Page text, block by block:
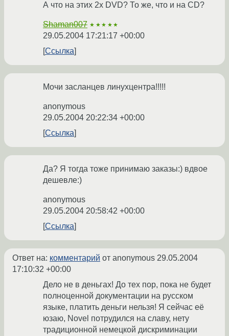
А что на этих 2х DVD? То же, что и на CD?
Shaman007 ★★★★★
29.05.2004 17:21:17 +00:00
Ссылка
Мочи засланцев линухцентра!!!!!
anonymous
29.05.2004 20:22:34 +00:00
Ссылка
Да? Я тогда тоже принимаю заказы:) вдвое
дешевле:)
anonymous
29.05.2004 20:58:42 +00:00
Ссылка
Ответ на: комментарий от anonymous 29.05.2004
17:10:32 +00:00
Дело не в деньгах! До тех пор, пока не будет
полноценной документации на русском
языке, платить деньги нельзя! Я сейчас её
юзаю, Novel потрудился на славу, нету
традиционной немецкой дискриминации